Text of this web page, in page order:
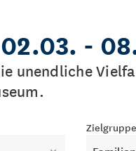
-
unendliche
Zielgruppe